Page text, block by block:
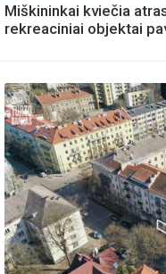
Miškininkai kviečia
rekreaciniai objektai